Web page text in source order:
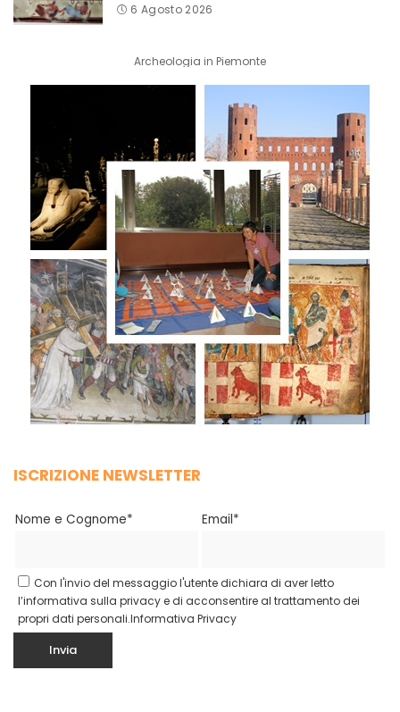
6 Agosto 2026
Archeologia in Piemonte
ISCRIZIONE NEWSLETTER
Nome e Cognome* Email*
Con l'invio del messaggio l'utente dichiara di aver letto
l’informativa sulla privacy e di acconsentire al trattamento dei
propri dati personali.Informativa Privacy